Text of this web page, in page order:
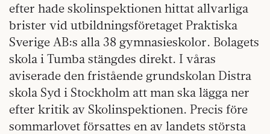
efter hade skolinspektionen hittat allvarliga
brister vid utbildningsföretaget Praktiska
Sverige AB:s alla 38 gymnasieskolor. Bolagets
skola i Tumba stängdes direkt. I våras
aviserade den fristående grundskolan Distra
skola Syd i Stockholm att man ska lägga ner
efter kritik av Skolinspektionen. Precis före
sommarlovet försattes en av landets största